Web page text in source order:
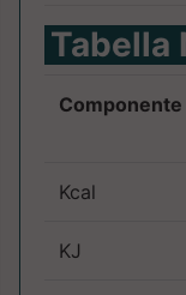
Tabella
Componente
Kcal
KJ